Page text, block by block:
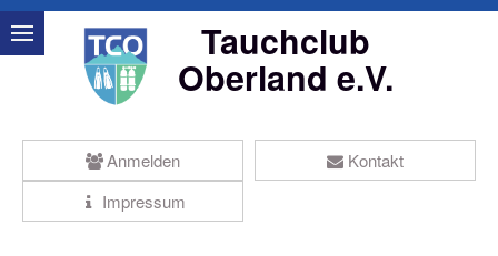
Tauchclub
Oberland e.V.
Anmelden
Kontakt
Impressum